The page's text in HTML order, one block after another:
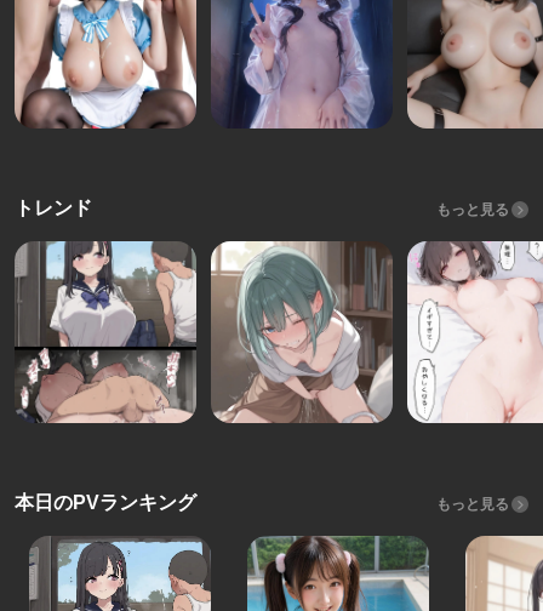
トレンド もっと見る
本日のPVランキング もっと見る